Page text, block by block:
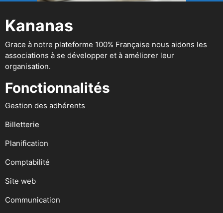
Kananas
Grace à notre plateforme 100% Française nous aidons les
associations à se développer et à améliorer leur
organisation.
Fonctionnalités
Gestion des adhérents
Billetterie
Planification
Comptabilité
Site web
Communication